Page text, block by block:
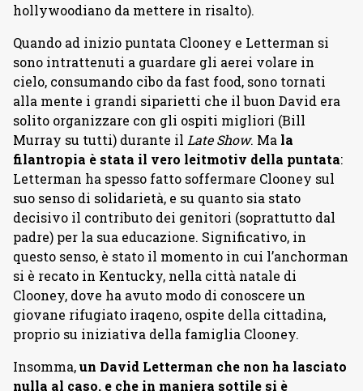
hollywoodiano da mettere in risalto).
Quando ad inizio puntata Clooney e Letterman si
sono intrattenuti a guardare gli aerei volare in
cielo, consumando cibo da fast food, sono tornati
alla mente i grandi siparietti che il buon David era
solito organizzare con gli ospiti migliori (Bill
Murray su tutti) durante il Late Show. Ma la
filantropia è stata il vero leitmotiv della puntata:
Letterman ha spesso fatto soffermare Clooney sul
suo senso di solidarietà, e su quanto sia stato
decisivo il contributo dei genitori (soprattutto dal
padre) per la sua educazione. Significativo, in
questo senso, è stato il momento in cui l’anchorman
si è recato in Kentucky, nella città natale di
Clooney, dove ha avuto modo di conoscere un
giovane rifugiato iraqeno, ospite della cittadina,
proprio su iniziativa della famiglia Clooney.
Insomma,un David Letterman che non ha lasciato
nulla al caso, e che in maniera sottile si è